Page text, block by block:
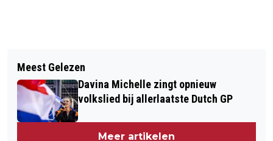
VAN DIJK TOCH ZONDER ONELOVE-
BAND VANWEGE DREIGENDE STRAF
FIFA
HUISARTSEN EN NOVA COLLEGE
SLAAN HANDEN INEEN TEGEN
DOKTERSASSISTENTENTEKORT
Meest Gelezen
Davina Michelle zingt opnieuw
volkslied bij allerlaatste Dutch GP
Meer artikelen